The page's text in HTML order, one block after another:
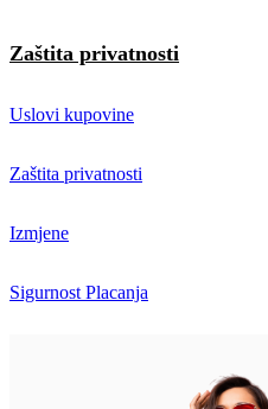
Zaštita privatnosti
Uslovi kupovine
Zaštita privatnosti
Izmjene
Sigurnost Placanja